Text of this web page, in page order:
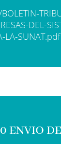
DEL-
LA-SUNAT.pdf
ENVIO